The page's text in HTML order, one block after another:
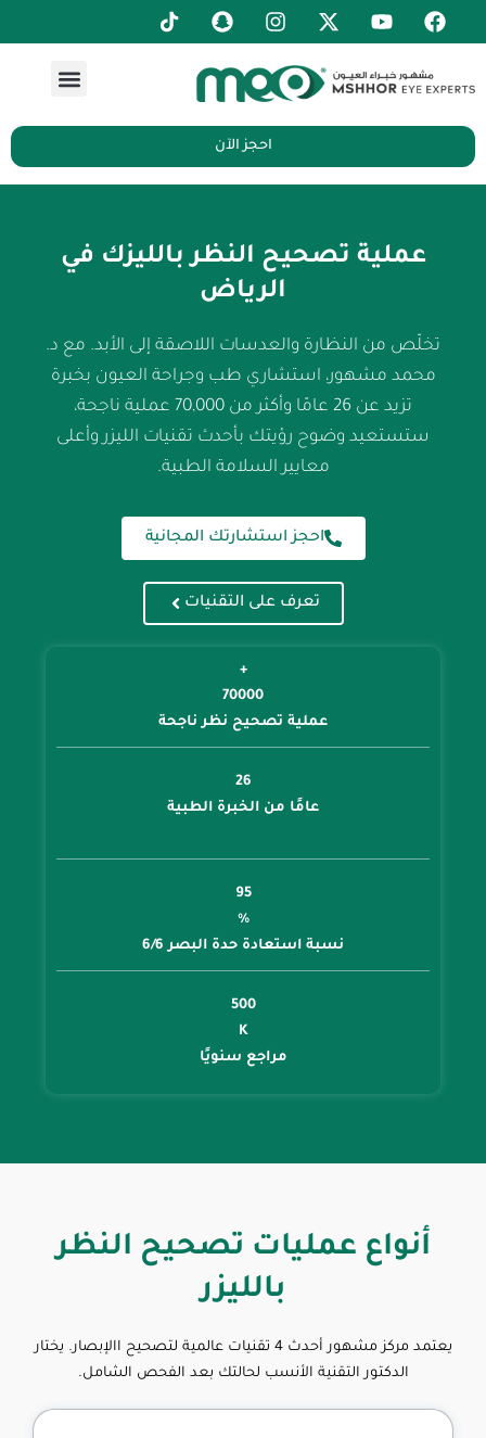
F
a
e
b
k
Y
o
t
u
X
-
w
e
r
I
n
t
a
r
a
m
S
n
p
c
a
t
Menu
احجز الآن
عملية تصحيح النظر بالليزك في
الرياض
تخلّص من النظارة والعدسات اللاصقة إلى الأبد. مع د.
محمد مشهور، استشاري طب وجراحة العيون بخبرة
تزيد عن 26 عامًا وأكثر من 70,000 عملية ناجحة،
ستستعيد وضوح رؤيتك بأحدث تقنيات الليزر وأعلى
معايير السلامة الطبية.
احجز استشارتك المجانية
تعرف على التقنيات
+
70000
عملية تصحيح نظر ناجحة
26
عامًا من الخبرة الطبية
95
%
نسبة استعادة حدة البصر 6/6
500
K
مراجع سنويًا
أنواع عمليات تصحيح النظر
بالليزر
يعتمد مركز مشهور أحدث 4 تقنيات عالمية لتصحيح االإبصار. يختار
الدكتور التقنية الأنسب لحالتك بعد الفحص الشامل.